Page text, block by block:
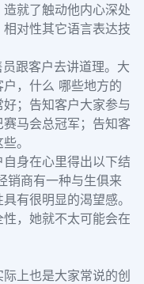
就了触动他内心深处
对性其它语言表达技
跟客户去讲道理。大
，什么 哪些地方的
；告知客户大家参与
马会总冠军；告知客
。
身在心里得出以下结
销商有一种与生俱来
有很明显的渴望感。
，她就不太可能会在
上也是大家常说的创